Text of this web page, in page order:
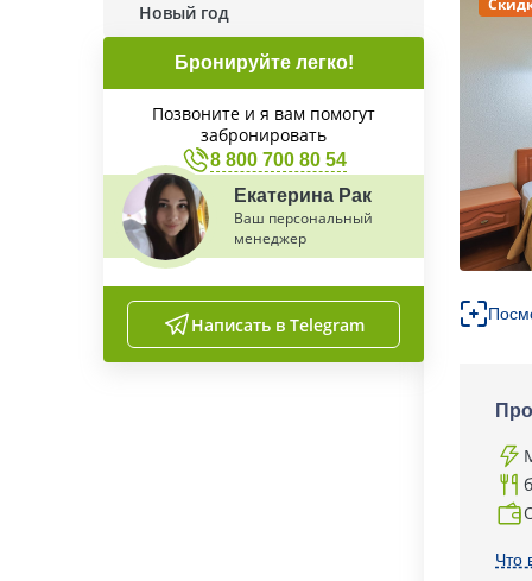
Новый год
Бронируйте легко!
Позвоните и я вам помогут
забронировать
8 800 700 80 54
Екатерина Рак
Ваш персональный
менеджер
Написать в Telegram
Что